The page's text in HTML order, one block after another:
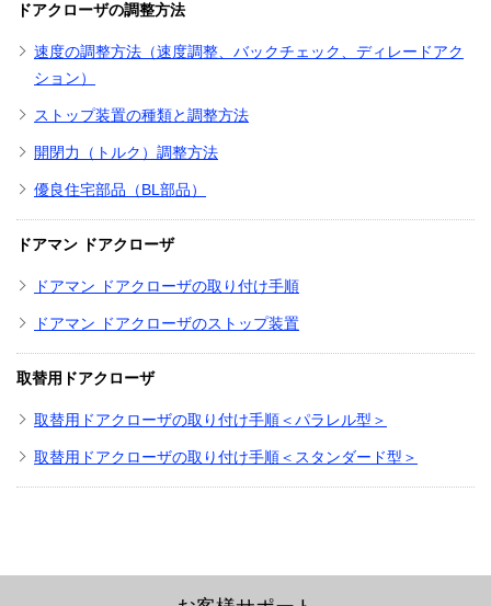
ドアクローザの調整方法
速度の調整方法（速度調整、バックチェック、ディレードアク
ション）
ストップ装置の種類と調整方法
開閉力（トルク）調整方法
優良住宅部品（BL部品）
ドアマン ドアクローザ
ドアマン ドアクローザの取り付け手順
ドアマン ドアクローザのストップ装置
取替用ドアクローザ
取替用ドアクローザの取り付け手順＜パラレル型＞
取替用ドアクローザの取り付け手順＜スタンダード型＞